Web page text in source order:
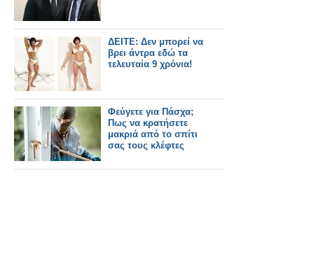
ΔΕΙΤΕ: Δεν μπορεί να
βρει άντρα εδώ τα
τελευταία 9 χρόνια!
Φεύγετε για Πάσχα;
Πως να κρατήσετε
μακριά από το σπίτι
σας τους κλέφτες